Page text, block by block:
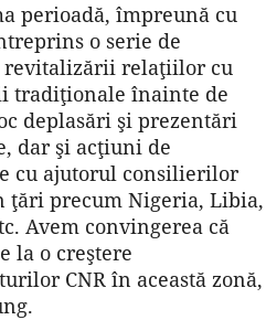
perioadă, împreună cu
o serie de
revitalizării relaţiilor cu
tradiţionale înainte de
deplasări şi prezentări
dar şi acţiuni de
cu ajutorul consilierilor
ţări precum Nigeria, Libia,
Avem convingerea că
la o creştere
CNR în această zonă,